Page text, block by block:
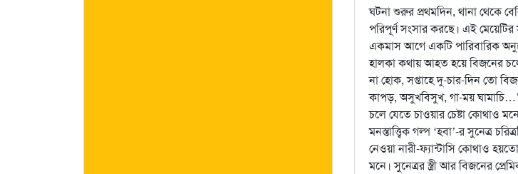
ঘটনা শুরুর প্রথমদিন, থানা থেকে
পরিপূর্ণ সংসার করছে। এই মেয়েটির
একমাস আগে একটি পারিবারিক
হালকা কথায় আহত হয়ে বিজনের
না হোক, সপ্তাহে দু-চার-দিন তো
কাপড়, অসুখবিসুখ, গা-ময়
চলে যেতে চাওয়ার চেষ্টা কোথাও
মনস্তাত্ত্বিক গল্প ‘হবা’-র সুনেত্র
নেওয়া নারী-ফ্যান্টাসি কোথাও
মনে। সুনেত্রর স্ত্রী আর বিজনের